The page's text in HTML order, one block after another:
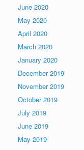
June 2020
May 2020
April 2020
March 2020
January 2020
December 2019
November 2019
October 2019
July 2019
June 2019
May 2019